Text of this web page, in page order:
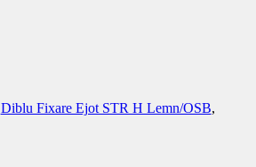
Diblu Fixare Ejot STR H Lemn/OSB,